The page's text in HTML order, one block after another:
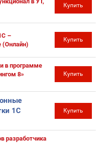
Купить
–
(Онлайн)
Купить
в программе
8»
Купить
1С
Купить
разработчика